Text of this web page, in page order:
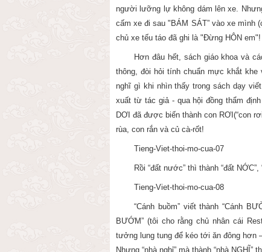
người lưỡng lự không dám lên xe.
cấm xe đi sau "BÁM SÁT” vào xe mình
chủ xe tếu táo đã ghi là "Đừng HÔN em"!
Hơn đâu hết, sách giáo khoa và
thông, đòi hỏi tính chuẩn mực khắt
nghĩ gì khi nhìn thấy trong sách dạy
xuất từ tác giả - qua hội đồng thẩm
DƠI đã được biến thành con RƠI(“con
rùa, con rắn và củ cà-rốt!
Tieng-Viet-thoi-mo-cua-07
Rồi “đất nước” thì thành “đất
Tieng-Viet-thoi-mo-cua-08
“Cánh buồm” viết thành “Cánh
BƯỚM” (tôi cho rằng chủ nhân cái
tưởng lung tung để kéo tới ăn đông hơn
Nhưng “nhà nghỉ” mà thành “nhà